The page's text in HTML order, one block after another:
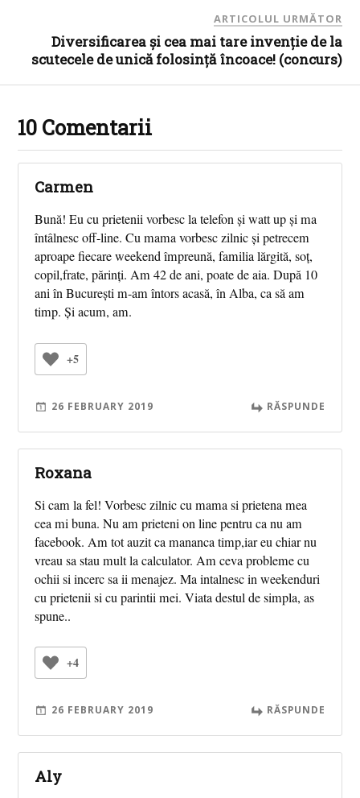
ARTICOLUL URMĂTOR
Diversificarea și cea mai tare invenție de la
scutecele de unică folosință încoace! (concurs)
10 Comentarii
Carmen
Bună! Eu cu prietenii vorbesc la telefon și watt up și ma
întâlnesc off-line. Cu mama vorbesc zilnic și petrecem
aproape fiecare weekend împreună, familia lărgită, soț,
copil,frate, părinți. Am 42 de ani, poate de aia. După 10
ani în București m-am întors acasă, în Alba, ca să am
timp. Și acum, am.
+5
26 FEBRUARY 2019 RĂSPUNDE
Roxana
Si cam la fel! Vorbesc zilnic cu mama si prietena mea
cea mi buna. Nu am prieteni on line pentru ca nu am
facebook. Am tot auzit ca mananca timp,iar eu chiar nu
vreau sa stau mult la calculator. Am ceva probleme cu
ochii si incerc sa ii menajez. Ma intalnesc in weekenduri
cu prietenii si cu parintii mei. Viata destul de simpla, as
spune..
+4
26 FEBRUARY 2019 RĂSPUNDE
Aly